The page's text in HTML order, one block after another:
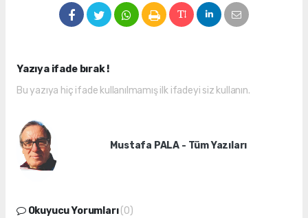
Yazıya ifade bırak !
Bu yazıya hiç ifade kullanılmamış ilk ifadeyi siz kullanın.
Mustafa PALA - Tüm Yazıları
Okuyucu Yorumları(0)